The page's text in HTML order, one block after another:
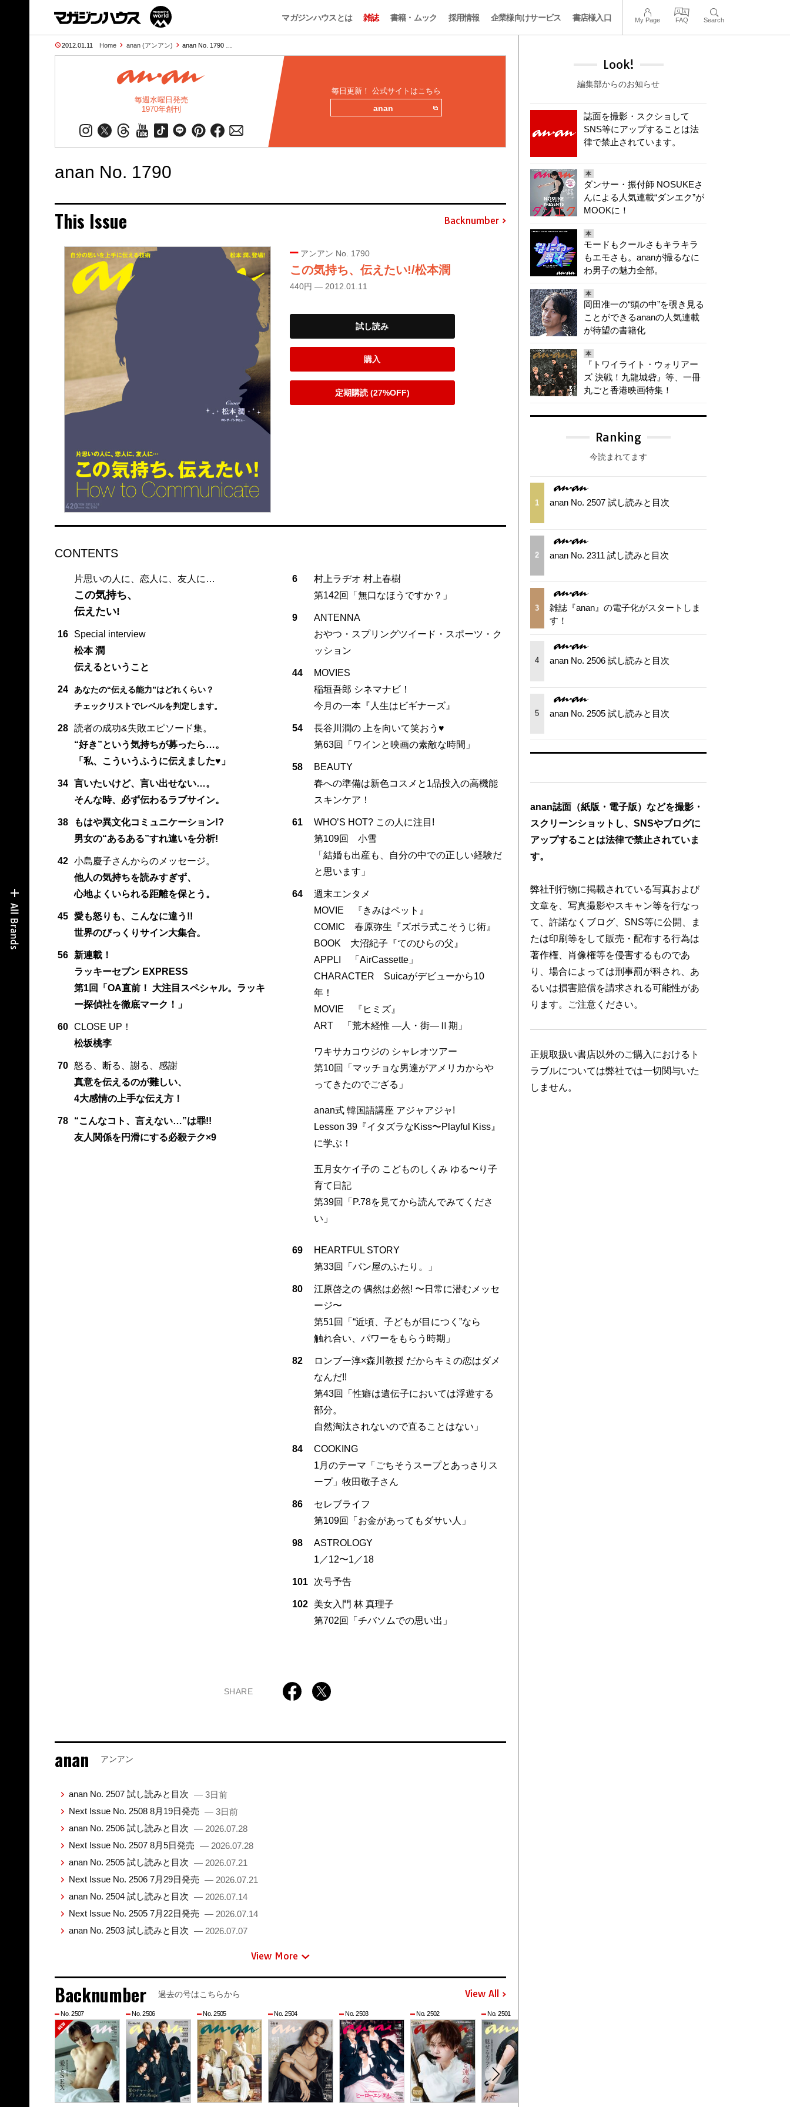
マガジンハウスとは 雑誌 書籍・ムック 採用情報 企業様向けサービス 書店様入口 My Page FAQ Search
2012.01.11 Home anan (アンアン) anan No. 1790 …
毎週水曜日発売
1970年創刊
毎日更新！ 公式サイトはこちら
anan
anan No. 1790
This Issue Backnumber
アンアン No. 1790
この気持ち、伝えたい!/松本潤
440円 — 2012.01.11
試し読み
購入
定期購読 (27%OFF)
CONTENTS
片思いの人に、恋人に、友人に…
この気持ち、
伝えたい!
16
Special interview
松本 潤
伝えるということ
24
あなたの“伝える能力”はどれくらい？
チェックリストでレベルを判定します。
28
読者の成功&失敗エピソード集。
“好き”という気持ちが募ったら…。
「私、こういうふうに伝えました♥」
34
言いたいけど、言い出せない…。
そんな時、必ず伝わるラブサイン。
38
もはや異文化コミュニケーション!?
男女の“あるある”すれ違いを分析!
42
小島慶子さんからのメッセージ。
他人の気持ちを読みすぎず、
心地よくいられる距離を保とう。
45
愛も怒りも、こんなに違う!!
世界のびっくりサイン大集合。
56
新連載！
ラッキーセブン EXPRESS
第1回「OA直前！ 大注目スペシャル。ラッキ
ー探偵社を徹底マーク！」
60
CLOSE UP！
松坂桃李
70
怒る、断る、謝る、感謝
真意を伝えるのが難しい、
4大感情の上手な伝え方！
78
“こんなコト、言えない…”は罪!!
友人関係を円滑にする必殺テク×9
6
村上ラヂオ 村上春樹
第142回「無口なほうですか？」
9
ANTENNA
おやつ・スプリングツイード・スポーツ・ク
ッション
44
MOVIES
稲垣吾郎 シネマナビ！
今月の一本『人生はビギナーズ』
54
長谷川潤の 上を向いて笑おう♥
第63回「ワインと映画の素敵な時間」
58
BEAUTY
春への準備は新色コスメと1品投入の高機能
スキンケア！
61
WHO’S HOT? この人に注目!
第109回 小雪
「結婚も出産も、自分の中での正しい経験だ
と思います」
64
週末エンタメ
MOVIE 『きみはペット』
COMIC 春原弥生『ズボラ式こそうじ術』
BOOK 大沼紀子『てのひらの父』
APPLI 「AirCassette」
CHARACTER Suicaがデビューから10
年！
MOVIE 『ヒミズ』
ART 「荒木経惟 ―人・街―Ⅱ期」
ワキサカコウジの シャレオツアー
第10回「マッチョな男達がアメリカからや
ってきたのでござる」
anan式 韓国語講座 アジャアジャ!
Lesson 39『イタズラなKiss〜Playful Kiss』
に学ぶ！
五月女ケイ子の こどものしくみ ゆる〜り子
育て日記
第39回「P.78を見てから読んでみてくださ
い」
69
HEARTFUL STORY
第33回「パン屋のふたり。」
80
江原啓之の 偶然は必然! 〜日常に潜むメッセ
ージ〜
第51回「“近頃、子どもが目につく”なら
触れ合い、パワーをもらう時期」
82
ロンブー淳×森川教授 だからキミの恋はダメ
なんだ!!
第43回「性癖は遺伝子においては浮遊する
部分。
自然淘汰されないので直ることはない」
84
COOKING
1月のテーマ「ごちそうスープとあっさりス
ープ」牧田敬子さん
86
セレブライフ
第109回「お金があってもダサい人」
98
ASTROLOGY
1／12〜1／18
101 次号予告
102
美女入門 林 真理子
第702回「チバソムでの思い出」
SHARE
anan アンアン
anan No. 2507 試し読みと目次 — 3日前
Next Issue No. 2508 8月19日発売 — 3日前
anan No. 2506 試し読みと目次 — 2026.07.28
Next Issue No. 2507 8月5日発売 — 2026.07.28
anan No. 2505 試し読みと目次 — 2026.07.21
Next Issue No. 2506 7月29日発売 — 2026.07.21
anan No. 2504 試し読みと目次 — 2026.07.14
Next Issue No. 2505 7月22日発売 — 2026.07.14
anan No. 2503 試し読みと目次 — 2026.07.07
View More
Backnumber 過去の号はこちらから View All
No. 2507 No. 2506 No. 2505 No. 2504 No. 2503 No. 2502 No. 2501
Look!
編集部からのお知らせ
誌面を撮影・スクショして
SNS等にアップすることは法
律で禁止されています。
本
ダンサー・振付師 NOSUKEさ
んによる人気連載“ダンエク”が
MOOKに！
本
モードもクールさもキラキラ
もエモさも。ananが撮るなに
わ男子の魅力全部。
本
岡田准一の“頭の中”を覗き見る
ことができるananの人気連載
が待望の書籍化
本
『トワイライト・ウォリアー
ズ 決戦！九龍城砦』等、一冊
丸ごと香港映画特集！
Ranking
今読まれてます
1 anan No. 2507 試し読みと目次
2 anan No. 2311 試し読みと目次
3
雑誌『anan』の電子化がスタートしま
す！
4 anan No. 2506 試し読みと目次
5 anan No. 2505 試し読みと目次
anan誌面（紙版・電子版）などを撮影・
スクリーンショットし、SNSやブログに
アップすることは法律で禁止されていま
す。
弊社刊行物に掲載されている写真および
文章を、写真撮影やスキャン等を行なっ
て、許諾なくブログ、SNS等に公開、ま
たは印刷等をして販売・配布する行為は
著作権、肖像権等を侵害するものであ
り、場合によっては刑事罰が科され、あ
るいは損害賠償を請求される可能性があ
ります。ご注意ください。
正規取扱い書店以外のご購入におけるト
ラブルについては弊社では一切関与いた
しません。